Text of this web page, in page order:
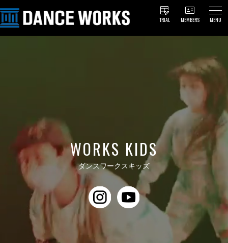
TRIAL MEMBERS MENU
WORKS KIDS
ダンスワークスキッズ